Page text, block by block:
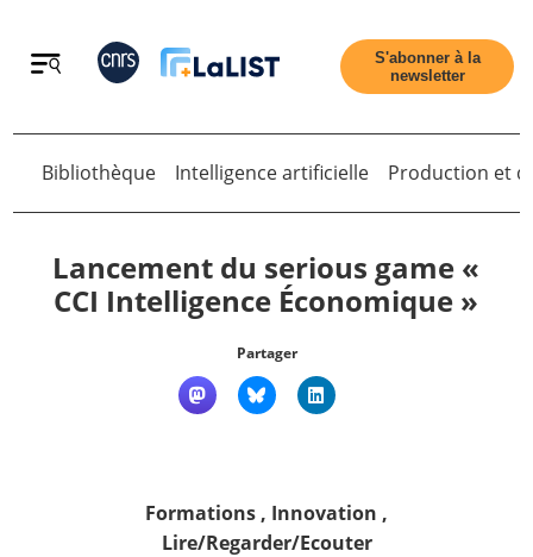
Retour
S'abonner à la
newsletter
Bibliothèque Intelligence artificielle Production et
Lancement du serious game «
CCI Intelligence Économique »
Partager
Formations , Innovation ,
Lire/Regarder/Ecouter